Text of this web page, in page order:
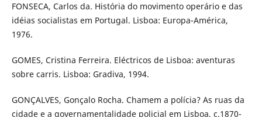
FONSECA, Carlos da. História do movimento operário e das
idéias socialistas em Portugal. Lisboa: Europa-América,
1976.
GOMES, Cristina Ferreira. Eléctricos de Lisboa: aventuras
sobre carris. Lisboa: Gradiva, 1994.
GONÇALVES, Gonçalo Rocha. Chamem a polícia? As ruas da
cidade e a governamentalidade policial em Lisboa, c.1870-